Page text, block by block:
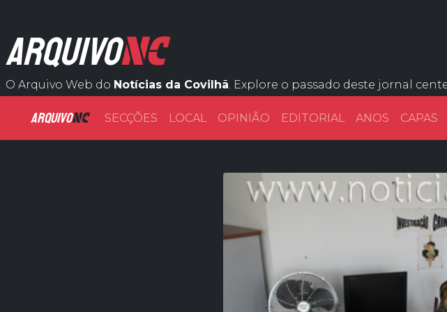
ARQUIVONC
O Arquivo Web do Notícias da Covilhã. Explore o passado deste jornal
ARQUIVONC SECÇÕES LOCAL OPINIÃO EDITORIAL ANOS CAPAS